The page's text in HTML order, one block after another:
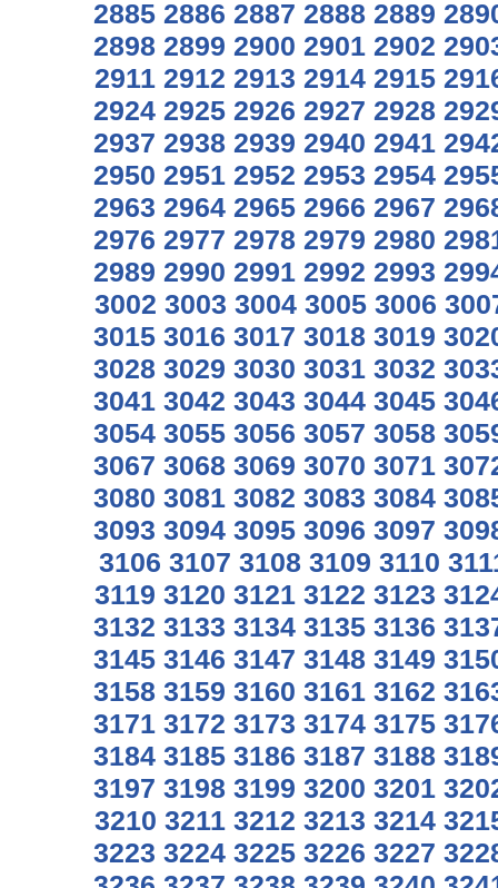
2885 2886 2887 2888 2889
2898 2899 2900 2901 2902
2911 2912 2913 2914 2915
2924 2925 2926 2927 2928
2937 2938 2939 2940 2941
2950 2951 2952 2953 2954
2963 2964 2965 2966 2967
2976 2977 2978 2979 2980
2989 2990 2991 2992 2993
3002 3003 3004 3005 3006
3015 3016 3017 3018 3019
3028 3029 3030 3031 3032
3041 3042 3043 3044 3045
3054 3055 3056 3057 3058
3067 3068 3069 3070 3071
3080 3081 3082 3083 3084
3093 3094 3095 3096 3097
3106 3107 3108 3109 3110
3119 3120 3121 3122 3123
3132 3133 3134 3135 3136
3145 3146 3147 3148 3149
3158 3159 3160 3161 3162
3171 3172 3173 3174 3175
3184 3185 3186 3187 3188
3197 3198 3199 3200 3201
3210 3211 3212 3213 3214
3223 3224 3225 3226 3227